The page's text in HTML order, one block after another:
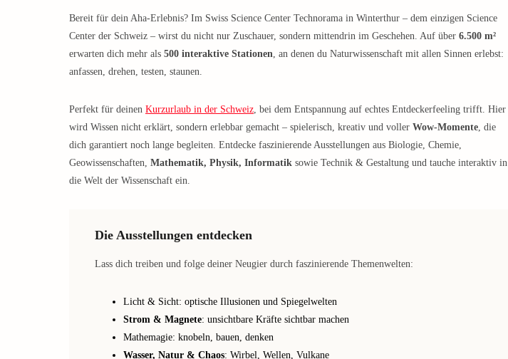
Bereit für dein Aha-Erlebnis? Im Swiss Science Center Technorama in Winterthur – dem einzigen Science
Center der Schweiz – wirst du nicht nur Zuschauer, sondern mittendrin im Geschehen. Auf über 6.500 m²
erwarten dich mehr als 500 interaktive Stationen, an denen du Naturwissenschaft mit allen Sinnen erlebst:
anfassen, drehen, testen, staunen.
Perfekt für deinen Kurzurlaub in der Schweiz, bei dem Entspannung auf echtes Entdeckerfeeling trifft. Hier
wird Wissen nicht erklärt, sondern erlebbar gemacht – spielerisch, kreativ und voller Wow-Momente, die
dich garantiert noch lange begleiten. Entdecke faszinierende Ausstellungen aus Biologie, Chemie,
Geowissenschaften, Mathematik, Physik, Informatik sowie Technik & Gestaltung und tauche interaktiv in
die Welt der Wissenschaft ein.
Die Ausstellungen entdecken
Lass dich treiben und folge deiner Neugier durch faszinierende Themenwelten:
Licht & Sicht: optische Illusionen und Spiegelwelten
Strom & Magnete: unsichtbare Kräfte sichtbar machen
Mathemagie: knobeln, bauen, denken
Wasser, Natur & Chaos: Wirbel, Wellen, Vulkane